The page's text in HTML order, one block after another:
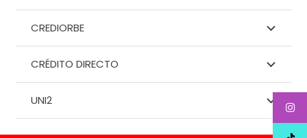
CREDIORBE
CRÉDITO DIRECTO
UNI2